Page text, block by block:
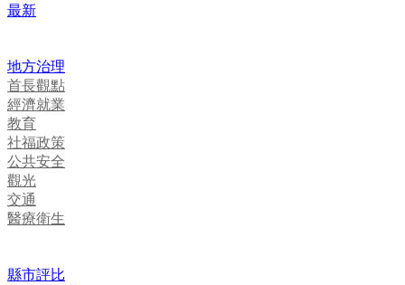
最新
地方治理
首長觀點
經濟就業
教育
社福政策
公共安全
觀光
交通
醫療衛生
縣市評比